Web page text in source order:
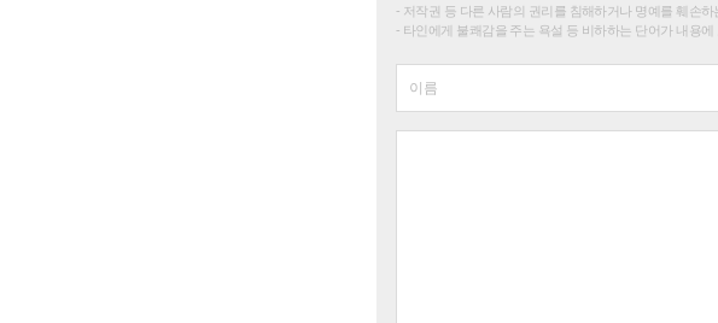
저작권 등 다른 사람의 권리를 침해하거나 명예를 훼손
타인에게 불쾌감을 주는 욕설 등 비하하는 단어가 내용